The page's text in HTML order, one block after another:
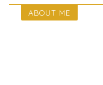
ABOUT ME